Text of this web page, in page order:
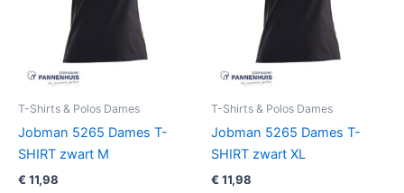
T-Shirts & Polos Dames
Jobman 5265 Dames T-
SHIRT zwart M
€ 11,98
T-Shirts & Polos Dames
Jobman 5265 Dames T-
SHIRT zwart XL
€ 11,98